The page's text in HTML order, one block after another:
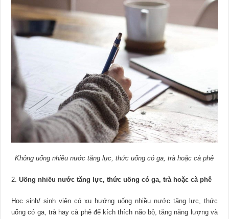
Không uống nhiều nước tăng lực, thức uống có ga, trà hoặc cà phê
Uống nhiều nước tăng lực, thức uống có ga, trà hoặc cà phê
Học sinh/ sinh viên có xu hướng uống nhiều nước tăng lực, thức
uống có ga, trà hay cà phê để kích thích não bộ, tăng năng lượng và